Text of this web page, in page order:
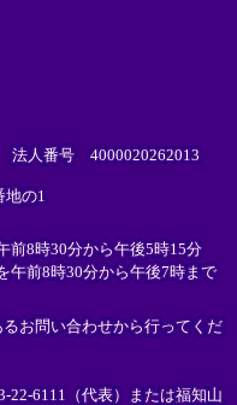
法人番号 4000020262013
地の1
前8時30分から午後5時15分
午前8時30分から午後7時まで
お問い合わせから行ってくだ
22-6111（代表）または福知山